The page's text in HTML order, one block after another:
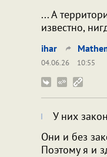
... А
известно,
ihar
04.06.26
10:55
У них
Они и без
Поэтому я и